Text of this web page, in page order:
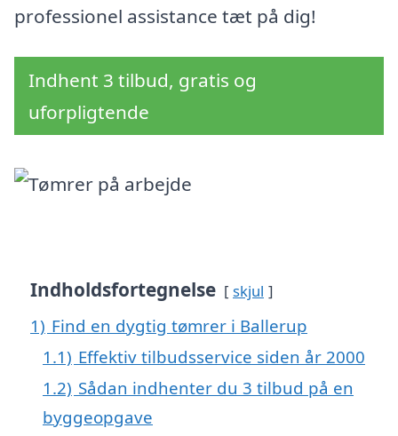
professionel assistance tæt på dig!
Indhent 3 tilbud, gratis og
uforpligtende
Indholdsfortegnelse skjul
1) Find en dygtig tømrer i Ballerup
1.1) Effektiv tilbudsservice siden år 2000
1.2) Sådan indhenter du 3 tilbud på en
byggeopgave